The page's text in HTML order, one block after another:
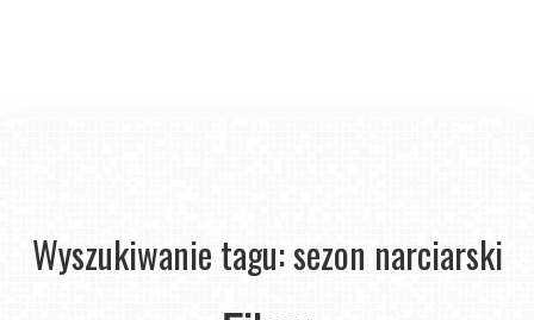
Wyszukiwanie tagu: sezon narciarski